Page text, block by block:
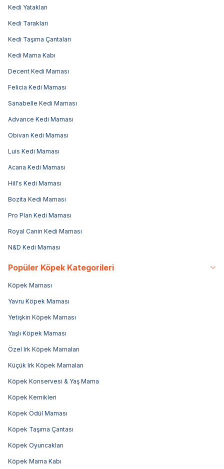
Kedi Yatakları
Kedi Tarakları
Kedi Taşıma Çantaları
Kedi Mama Kabı
Decent Kedi Maması
Felicia Kedi Maması
Sanabelle Kedi Maması
Advance Kedi Maması
Obivan Kedi Maması
Luis Kedi Maması
Acana Kedi Maması
Hill's Kedi Maması
Bozita Kedi Maması
Pro Plan Kedi Maması
Royal Canin Kedi Maması
N&D Kedi Maması
Popüler Köpek Kategorileri
Köpek Maması
Yavru Köpek Maması
Yetişkin Köpek Maması
Yaşlı Köpek Maması
Özel Irk Köpek Mamaları
Küçük Irk Köpek Mamaları
Köpek Konservesi & Yaş Mama
Köpek Kemikleri
Köpek Ödül Maması
Köpek Taşıma Çantası
Köpek Oyuncakları
Köpek Mama Kabı